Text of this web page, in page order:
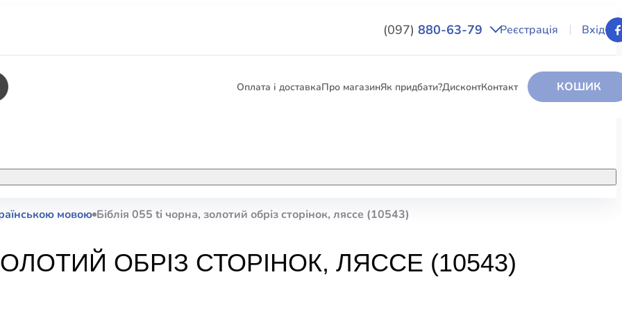
(097) 880-63-79 Реєстрація Вхід
Оплата і доставкаПро магазинЯк придбати?ДисконтКонтакт КОШИК
ЕЛЕКТРОННІ КНИГИ
СУПУТНІ ТОВАРИ
мовою Біблія 055 ti чорна, золотий обріз сторінок, ляссе (10543)
ОБРІЗ СТОРІНОК, ЛЯССЕ (10543)